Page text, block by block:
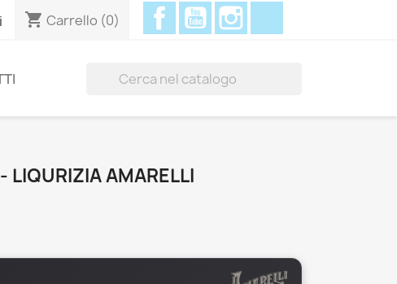
shopping_cart Carrello (0)
FacebookYouTube
LIQURIZIA AMARELLI